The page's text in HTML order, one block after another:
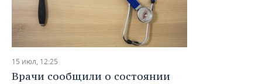
15 июл, 12:25
Врачи сообщили о состоянии